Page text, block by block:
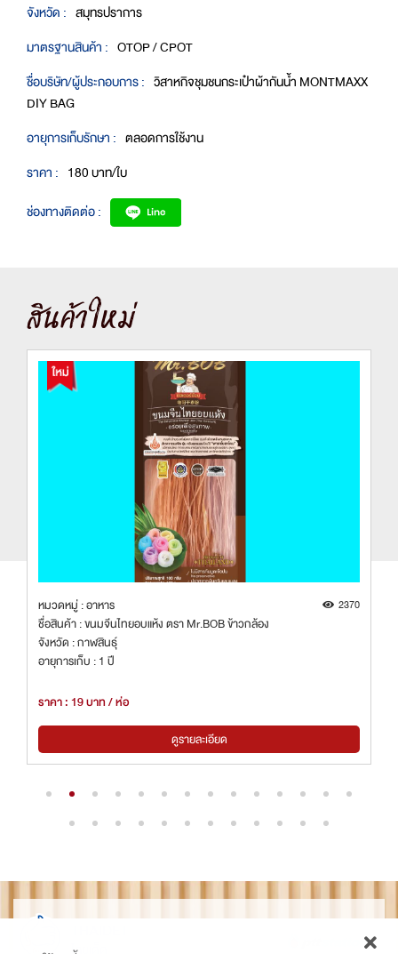
จังหวัด : สมุทรปราการ
มาตรฐานสินค้า : OTOP / CPOT
ชื่อบริษัท/ผู้ประกอบการ : วิสาหกิจชุมชนกระเป๋าผ้ากันน้ำ MONTMAXX
DIY BAG
อายุการเก็บรักษา : ตลอดการใช้งาน
ราคา : 180 บาท/ใบ
ช่องทางติดต่อ :
สินค้าใหม่
หมวดหมู่ : อาหาร 2370
ชื่อสินค้า : ขนมจีนไทยอบแห้ง ตรา Mr.BOB ข้าวกล้อง
จังหวัด : กาฬสินธุ์
อายุการเก็บ : 1 ปี
ราคา : 19 บาท / ห่อ
ดูรายละเอียด
ไทยเด็ด